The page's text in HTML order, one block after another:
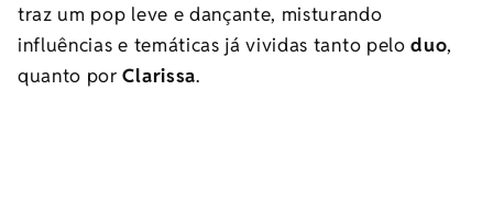
traz um pop leve e dançante, misturando
influências e temáticas já vividas tanto peloduo,
quanto porClarissa.